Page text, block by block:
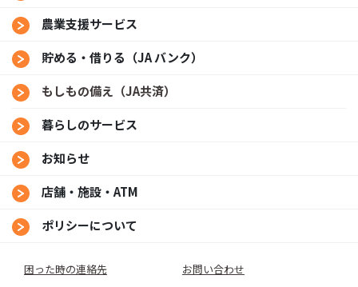
農業支援サービス
貯める・借りる（JA バンク）
もしもの備え（JA共済）
暮らしのサービス
お知らせ
店舗・施設・ATM
ポリシーについて
困った時の連絡先 お問い合わせ